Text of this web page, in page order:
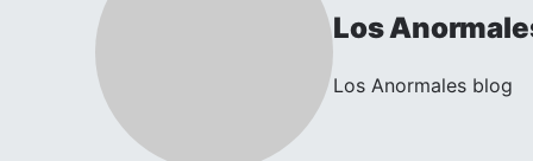
Los
Los Anormales blog